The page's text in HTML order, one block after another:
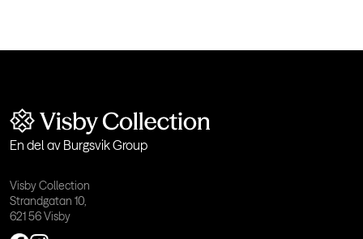
En del av Burgsvik Group
Visby Collection
Strandgatan 10,
621 56 Visby